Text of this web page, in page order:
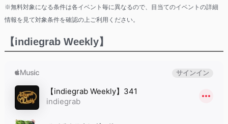
※無料対象になる条件は各イベント毎に異なるので、目当てのイベントの詳細
情報を見て対象条件を確認の上ご利用ください。
【indiegrab Weekly】